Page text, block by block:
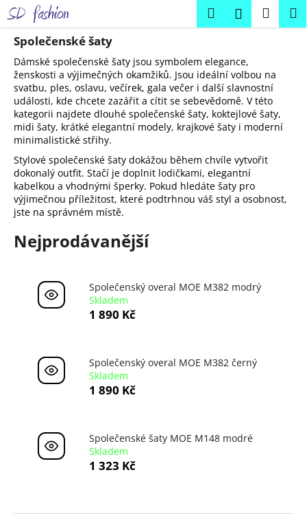
Přejít
na
obsah
HledatPřihlášení
Společenské šaty
Dámské společenské šaty jsou symbolem elegance,
ženskosti a výjimečných okamžiků. Jsou ideální volbou na
svatbu, ples, oslavu, večírek, gala večer i další slavnostní
události, kde chcete zazářit a cítit se sebevědomě. V této
kategorii najdete dlouhé společenské šaty, koktejlové šaty,
midi šaty, krátké elegantní modely, krajkové šaty i moderní
minimalistické střihy.
Stylové společenské šaty dokážou během chvíle vytvořit
dokonalý outfit. Stačí je doplnit lodičkami, elegantní
kabelkou a vhodnými šperky. Pokud hledáte šaty pro
výjimečnou příležitost, které podtrhnou váš styl a osobnost,
jste na správném místě.
Nejprodávanější
Společenský overal MOE M382 modrý
Skladem
1 890 Kč
Společenský overal MOE M382 černý
Skladem
1 890 Kč
Společenské šaty MOE M148 modré
Skladem
1 323 Kč
K
o Zpět
Zpět
C
o
p
o
t
ř
e
b
u
j
e
HLEDAT